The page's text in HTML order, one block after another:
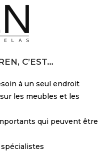
C’EST…
à un seul endroit
les meubles et les
qui peuvent être